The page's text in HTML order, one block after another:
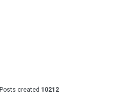
Posts created 10212